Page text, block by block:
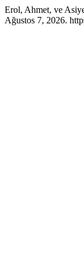
Erol, Ahmet, ve
Ağustos 7, 2026.